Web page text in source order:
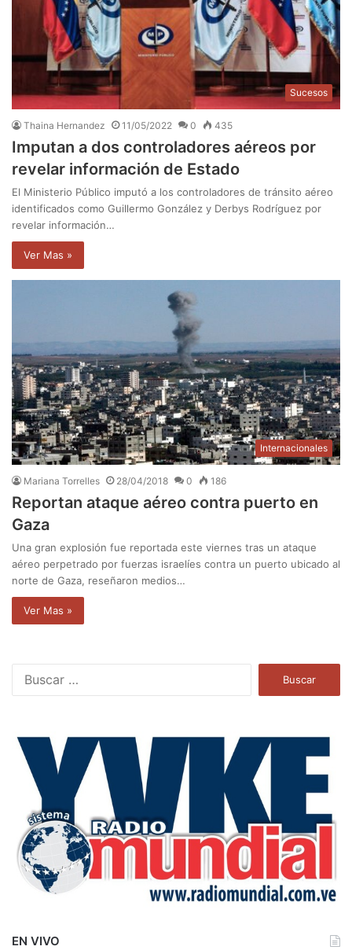
Sucesos
Thaina Hernandez 11/05/2022 0 435
Imputan a dos controladores aéreos por
revelar información de Estado
El Ministerio Público imputó a los controladores de tránsito aéreo
identificados como Guillermo González y Derbys Rodríguez por
revelar información…
Ver Mas »
Internacionales
Mariana Torrelles 28/04/2018 0 186
Reportan ataque aéreo contra puerto en
Gaza
Una gran explosión fue reportada este viernes tras un ataque
aéreo perpetrado por fuerzas israelíes contra un puerto ubicado al
norte de Gaza, reseñaron medios…
Ver Mas »
a
EN VIVO